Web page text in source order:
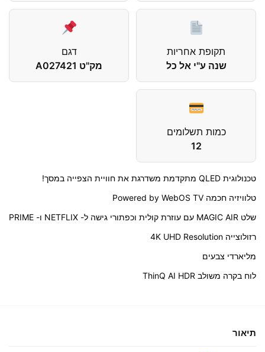
תקופת אחריות
שנה ע"י אל כל
דגם
מק"ט A027421
כמות תשלומים
12
טכנולוגית QLED מתקדמת משדרגת את חוויית הצפייה במסך!
טלוויזיה חכמה Powered by WebOS TV
שלט MAGIC AIR עם עוזרת קולית וכפתורי גישה ל- NETFLIX ו- PRIME
רזולוצייה 4K UHD Resolution
מליארדי צבעים
לוח בקרה משולב ThinQ AI HDR
תיאור